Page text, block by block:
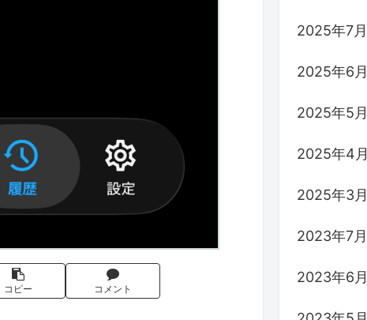
コピー コメント
2025年7月
2025年6月
2025年5月
2025年4月
2025年3月
2023年7月
2023年6月